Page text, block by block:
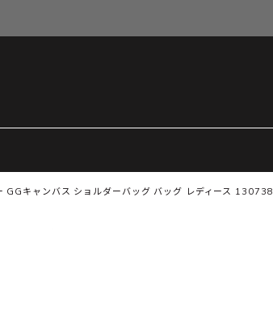
GGキャンバス ショルダーバッグ バッグ レディース 130738